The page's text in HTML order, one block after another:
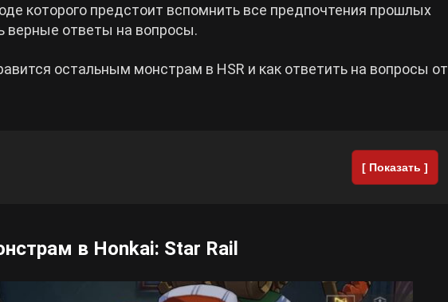
которого предстоит вспомнить все предпочтения прошлых
верные ответы на вопросы.
остальным монстрам в HSR и как ответить на вопросы от
[ Показать ]
в Honkai: Star Rail